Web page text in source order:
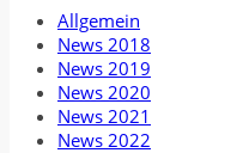
Allgemein
News 2018
News 2019
News 2020
News 2021
News 2022